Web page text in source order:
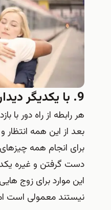
9. با یکدیگر دیدار کنید
هر رابطه از راه دور با
بعد از این همه انتظار
برای انجام همه
دست گرفتن و غیره
این موارد برای زوج
نیستند معمولی است